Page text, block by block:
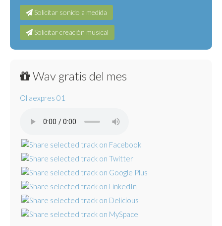
Solicitar sonido a medida
Solicitar creación musical
Wav gratis del mes
Ollaexpres 01